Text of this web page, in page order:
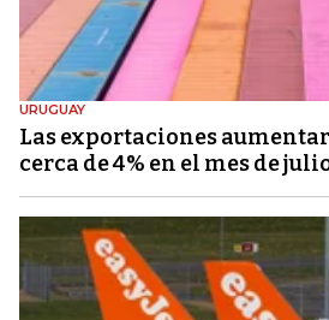
URUGUAY
Las exportaciones
cerca de 4% en el mes de